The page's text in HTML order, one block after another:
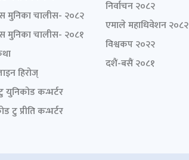
मुनिका चालीस- २०८२
मुनिका चालीस- २०८१
हिरोज्
टु युनिकोड कन्भर्टर
टु प्रीति कन्भर्टर
निर्वाचन २०८२
एमाले महाधिवेशन २०८२
विश्वकप २०२२
दशैं-बसैं २०८१